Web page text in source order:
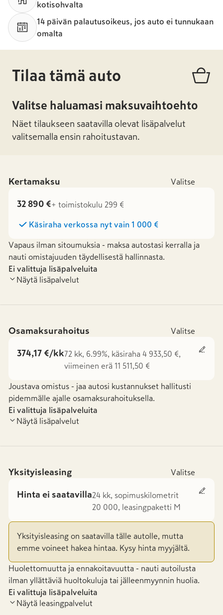
kotisohvalta
14 päivän palautusoikeus, jos auto ei tunnukaan
omalta
Tilaa tämä auto
Valitse haluamasi maksuvaihtoehto
Näet tilaukseen saatavilla olevat lisäpalvelut
valitsemalla ensin rahoitustavan.
Kertamaksu Valitse
32 890 €+ toimistokulu 299 €
Käsiraha verkossa nyt vain 1 000 €
Vapaus ilman sitoumuksia - maksa autostasi kerralla ja
nauti omistajuuden täydellisestä hallinnasta.
Ei valittuja lisäpalveluita
Näytä lisäpalvelut
Osamaksurahoitus Valitse
374,17 €/kk72 kk, 6.99%, käsiraha 4 933,50 €,
viimeinen erä 11 511,50 €
Joustava omistus - jaa autosi kustannukset hallitusti
pidemmälle ajalle osamaksurahoituksella.
Ei valittuja lisäpalveluita
Näytä lisäpalvelut
Yksityisleasing Valitse
Hinta ei saatavilla24 kk, sopimuskilometrit
20 000, leasingpaketti M
Yksityisleasing on saatavilla tälle autolle, mutta
emme voineet hakea hintaa. Kysy hinta myyjältä.
Huolettomuutta ja ennakoitavuutta - nauti autoilusta
ilman yllättäviä huoltokuluja tai jälleenmyynnin huolia.
Ei valittuja lisäpalveluita
Näytä leasingpalvelut